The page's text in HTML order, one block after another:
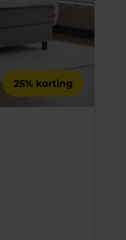
25% korting